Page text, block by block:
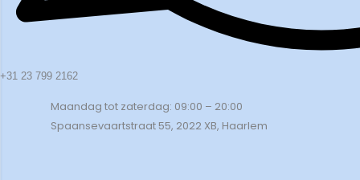
+31 23 799 2162
Maandag tot zaterdag: 09:00 – 20:00
Spaansevaartstraat 55, 2022 XB, Haarlem